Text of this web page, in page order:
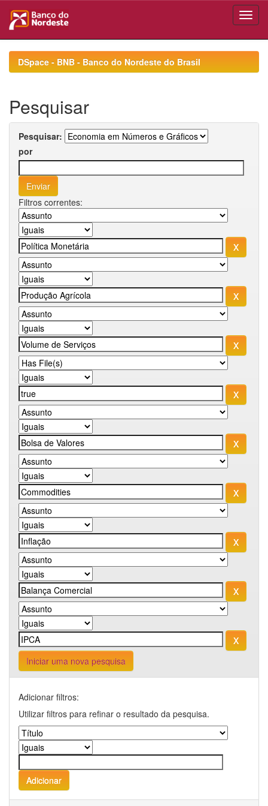
navigationDSpace - BNB - Banco do Nordeste do Brasil
Pesquisar
Pesquisar:
por
Filtros correntes:
Iniciar uma nova pesquisa
Adicionar filtros:
Utilizar filtros para refinar o resultado da pesquisa.